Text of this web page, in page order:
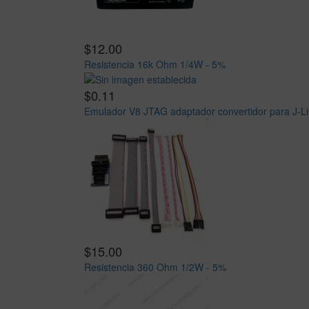
$12.00
Resistencia 16k Ohm 1/4W - 5%
$0.11
Emulador V8 JTAG adaptador convertidor para J-
$15.00
Resistencia 360 Ohm 1/2W - 5%